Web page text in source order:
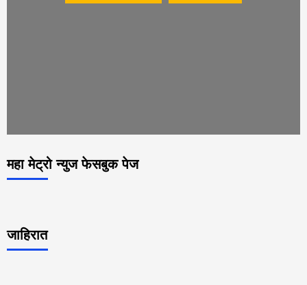
महा मेट्रो न्युज फेसबुक पेज
जाहिरात